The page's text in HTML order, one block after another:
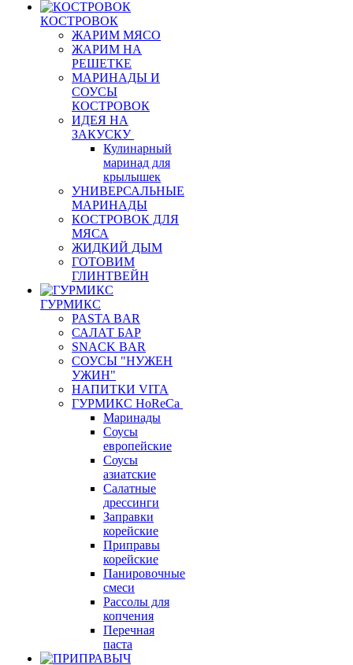
КОСТРОВОК
ЖАРИМ МЯСО
ЖАРИМ НА
РЕШЕТКЕ
МАРИНАДЫ И
СОУСЫ
КОСТРОВОК
ИДЕЯ НА
ЗАКУСКУ
Кулинарный
маринад для
крылышек
УНИВЕРСАЛЬНЫЕ
МАРИНАДЫ
КОСТРОВОК ДЛЯ
МЯСА
ЖИДКИЙ ДЫМ
ГОТОВИМ
ГЛИНТВЕЙН
ГУРМИКС
PASTA BAR
САЛАТ БАР
SNACK BAR
СОУСЫ "НУЖЕН
УЖИН"
НАПИТКИ VITA
ГУРМИКС HoReCa
Маринады
Соусы
европейские
Соуcы
азиатские
Салатные
дрессинги
Заправки
корейские
Приправы
корейские
Панировочные
смеси
Рассолы для
копчения
Перечная
паста